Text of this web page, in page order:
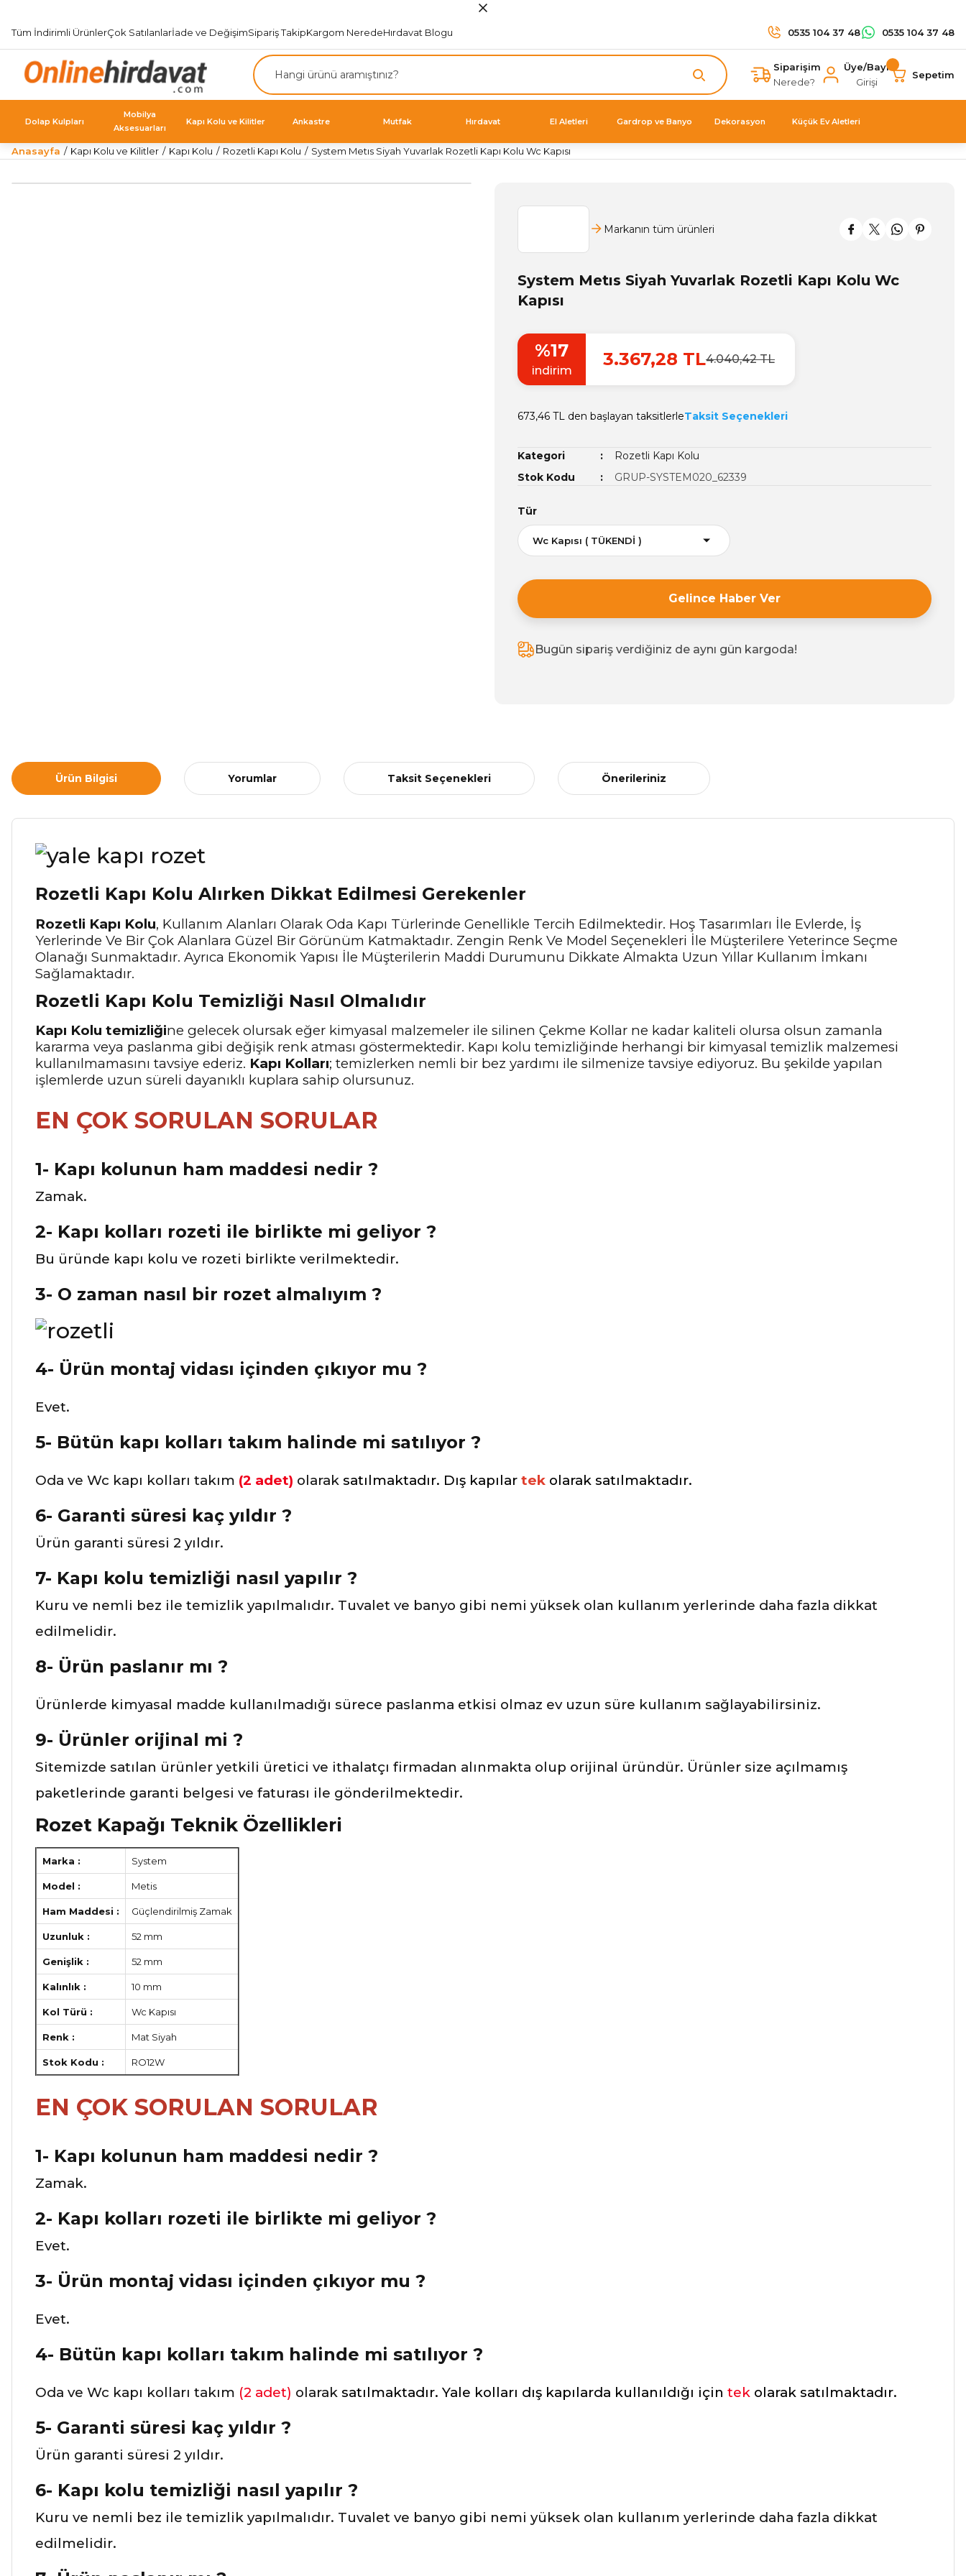
Tüm İndirimli ÜrünlerÇok Satılanlarİade ve DeğişimSipariş TakipKargom NeredeHırdavat Blogu 0535 104 37 48 0535 104 37 48
Siparişim
Nerede?
Üye/Bayi
Girişi
Sepetim
Dolap Kulpları
Mobilya
Aksesuarları
Kapı Kolu ve Kilitler Ankastre Mutfak Hırdavat El Aletleri Gardrop ve Banyo Dekorasyon Küçük Ev Aletleri
Anasayfa Kapı Kolu ve Kilitler Kapı Kolu Rozetli Kapı Kolu System Metıs Siyah Yuvarlak Rozetli Kapı Kolu Wc Kapısı
Markanın tüm ürünleri
System Metıs Siyah Yuvarlak Rozetli Kapı Kolu Wc
Kapısı
%17
indirim
3.367,28 TL4.040,42 TL
673,46 TL den başlayan taksitlerleTaksit Seçenekleri
Kategori
Rozetli Kapı Kolu
Stok Kodu
GRUP-SYSTEM020_62339
Tür
Gelince Haber Ver
Bugün sipariş verdiğiniz de aynı gün kargoda!
Ürün Bilgisi Yorumlar Taksit Seçenekleri Önerileriniz
Rozetli Kapı Kolu Alırken Dikkat Edilmesi Gerekenler
Rozetli Kapı Kolu, Kullanım Alanları Olarak Oda Kapı Türlerinde Genellikle Tercih Edilmektedir. Hoş Tasarımları İle Evlerde, İş
Yerlerinde Ve Bir Çok Alanlara Güzel Bir Görünüm Katmaktadır. Zengin Renk Ve Model Seçenekleri İle Müşterilere Yeterince Seçme
Olanağı Sunmaktadır. Ayrıca Ekonomik Yapısı İle Müşterilerin Maddi Durumunu Dikkate Almakta Uzun Yıllar Kullanım İmkanı
Sağlamaktadır.
Rozetli Kapı Kolu Temizliği Nasıl Olmalıdır
Kapı Kolu temizliğine gelecek olursak eğer kimyasal malzemeler ile silinen Çekme Kollar ne kadar kaliteli olursa olsun zamanla
kararma veya paslanma gibi değişik renk atması göstermektedir. Kapı kolu temizliğinde herhangi bir kimyasal temizlik malzemesi
kullanılmamasını tavsiye ederiz. Kapı Kolları; temizlerken nemli bir bez yardımı ile silmenize tavsiye ediyoruz. Bu şekilde yapılan
işlemlerde uzun süreli dayanıklı kuplara sahip olursunuz.
EN ÇOK SORULAN SORULAR
1- Kapı kolunun ham maddesi nedir ?
Zamak.
2- Kapı kolları rozeti ile birlikte mi geliyor ?
Bu üründe kapı kolu ve rozeti birlikte verilmektedir.
3- O zaman nasıl bir rozet almalıyım ?
4- Ürün montaj vidası içinden çıkıyor mu ?
Evet.
5- Bütün kapı kolları takım halinde mi satılıyor ?
Oda ve Wc kapı kolları takım (2 adet) olarak satılmaktadır. Dış kapılar tek olarak satılmaktadır.
6- Garanti süresi kaç yıldır ?
Ürün garanti süresi 2 yıldır.
7- Kapı kolu temizliği nasıl yapılır ?
Kuru ve nemli bez ile temizlik yapılmalıdır. Tuvalet ve banyo gibi nemi yüksek olan kullanım yerlerinde daha fazla dikkat
edilmelidir.
8- Ürün paslanır mı ?
Ürünlerde kimyasal madde kullanılmadığı sürece paslanma etkisi olmaz ev uzun süre kullanım sağlayabilirsiniz.
9- Ürünler orijinal mi ?
Sitemizde satılan ürünler yetkili üretici ve ithalatçı firmadan alınmakta olup orijinal üründür. Ürünler size açılmamış
paketlerinde garanti belgesi ve faturası ile gönderilmektedir.
Rozet Kapağı Teknik Özellikleri
Marka : System
Model : Metis
Ham Maddesi : Güçlendirilmiş Zamak
Uzunluk : 52 mm
Genişlik : 52 mm
Kalınlık : 10 mm
Kol Türü : Wc Kapısı
Renk : Mat Siyah
Stok Kodu : RO12W
EN ÇOK SORULAN SORULAR
1- Kapı kolunun ham maddesi nedir ?
Zamak.
2- Kapı kolları rozeti ile birlikte mi geliyor ?
Evet.
3- Ürün montaj vidası içinden çıkıyor mu ?
Evet.
4- Bütün kapı kolları takım halinde mi satılıyor ?
Oda ve Wc kapı kolları takım (2 adet) olarak satılmaktadır. Yale kolları dış kapılarda kullanıldığı için tek olarak satılmaktadır.
5- Garanti süresi kaç yıldır ?
Ürün garanti süresi 2 yıldır.
6- Kapı kolu temizliği nasıl yapılır ?
Kuru ve nemli bez ile temizlik yapılmalıdır. Tuvalet ve banyo gibi nemi yüksek olan kullanım yerlerinde daha fazla dikkat
edilmelidir.